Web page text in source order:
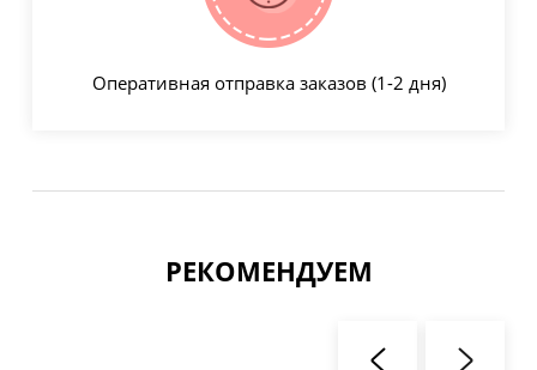
Оперативная отправка заказов (1-2 дня)
РЕКОМЕНДУЕМ